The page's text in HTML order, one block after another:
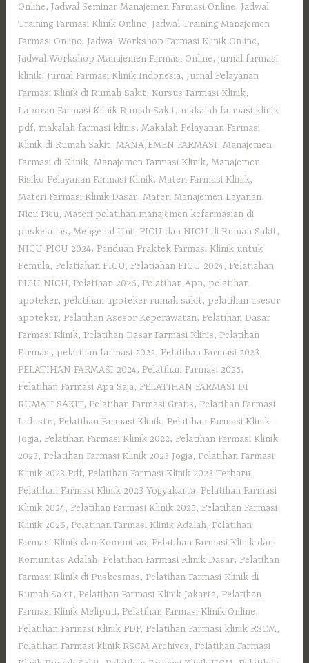
Online, Jadwal Seminar Manajemen Farmasi Online, Jadwal
Training Farmasi Klinik Online, Jadwal Training Manajemen
Farmasi Online, Jadwal Workshop Farmasi Klinik Online,
Jadwal Workshop Manajemen Farmasi Online,jurnal farmasi
klinik, Jurnal Farmasi Klinik Indonesia, Jurnal Pelayanan
Farmasi Klinik di Rumah Sakit, Kursus Farmasi Klinik,
Laporan Farmasi Klinik Rumah Sakit, makalah farmasi klinik
pdf, makalah farmasi klinis,Makalah Pelayanan Farmasi
Klinik di Rumah Sakit,MANAJEMEN FARMASI,Manajemen
Farmasi di Klinik,Manajemen Farmasi Klinik,Manajemen
Risiko Pelayanan Farmasi Klinik,Materi Farmasi Klinik,
Materi Farmasi Klinik Dasar,Materi Manajemen Layanan
Nicu Picu,Materi pelatihan manajemen kefarmasian di
puskesmas,Mengenal Unit PICU dan NICU di Rumah Sakit,
NICU PICU 2024, Panduan Praktek Farmasi Klinik untuk
Pemula, Pelatiahan PICU, Pelatiahan PICU 2024, Pelatiahan
PICU NICU, Pelatihan 2026, Pelatihan Apn, pelatihan
apoteker, pelatihan apoteker rumah sakit, pelatihan asesor
apoteker, Pelatihan Asesor Keperawatan, Pelatihan Dasar
Farmasi Klinik, Pelatihan Dasar Farmasi Klinis, Pelatihan
Farmasi, pelatihan farmasi 2022, Pelatihan Farmasi 2023,
PELATIHAN FARMASI 2024, Pelatihan Farmasi 2025,
Pelatihan Farmasi Apa Saja, PELATIHAN FARMASI DI
RUMAH SAKIT, Pelatihan Farmasi Gratis, Pelatihan Farmasi
Industri, Pelatihan Farmasi Klinik, Pelatihan Farmasi Klinik -
Jogja, Pelatihan Farmasi Klinik 2022, Pelatihan Farmasi Klinik
2023, Pelatihan Farmasi Klinik 2023 Jogja, Pelatihan Farmasi
Klinik 2023 Pdf, Pelatihan Farmasi Klinik 2023 Terbaru,
Pelatihan Farmasi Klinik 2023 Yogyakarta, Pelatihan Farmasi
Klinik 2024, Pelatihan Farmasi Klinik 2025, Pelatihan Farmasi
Klinik 2026, Pelatihan Farmasi Klinik Adalah, Pelatihan
Farmasi Klinik dan Komunitas, Pelatihan Farmasi Klinik dan
Komunitas Adalah, Pelatihan Farmasi Klinik Dasar, Pelatihan
Farmasi Klinik di Puskesmas, Pelatihan Farmasi Klinik di
Rumah Sakit, Pelatihan Farmasi Klinik Jakarta, Pelatihan
Farmasi Klinik Meliputi, Pelatihan Farmasi Klinik Online,
Pelatihan Farmasi Klinik PDF, Pelatihan Farmasi klinik RSCM,
Pelatihan Farmasi klinik RSCM Archives, Pelatihan Farmasi